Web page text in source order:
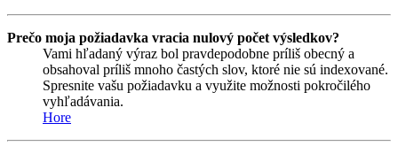
Prečo moja požiadavka vracia nulový počet výsledkov?
Vami hľadaný výraz bol pravdepodobne príliš obecný a
obsahoval príliš mnoho častých slov, ktoré nie sú indexované.
Spresnite vašu požiadavku a využite možnosti pokročilého
vyhľadávania.
Hore